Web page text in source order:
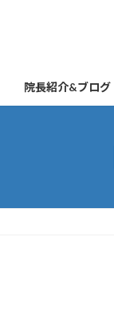
院長紹介&ブログ